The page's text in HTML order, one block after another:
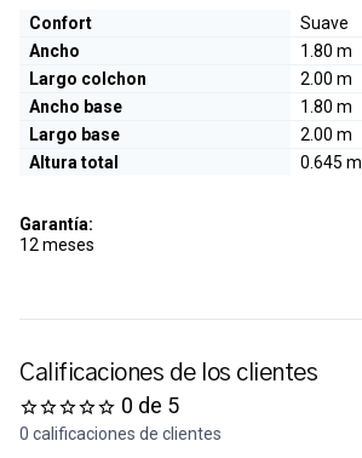
Confort
Suave
Ancho
1.80 m
Largo colchon
2.00 m
Ancho base
1.80 m
Largo base
2.00 m
Altura total
0.645 m
Garantía:
12 meses
Calificaciones de los clientes
0 de 5
0 calificaciones de clientes